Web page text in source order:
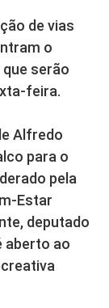
de vias
o
serão
feira.
Alfredo
para o
pela
Estar
deputado
aberto ao